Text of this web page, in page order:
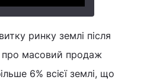
ринку землі після
про масовий продаж
6% всієї землі, що